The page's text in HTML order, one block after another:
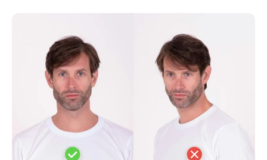
Générateur de tirs à la tête IA
Créateur de photos d’identité
Outils vidéo
Effets vidéo